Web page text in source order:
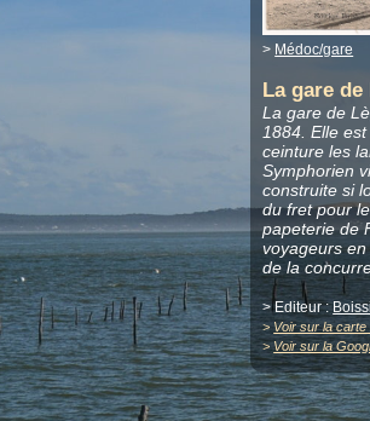
> Médoc/gare
La gare de
La gare de
1884. Elle
ceinture les
Symphorien
construite si
du fret pour
papeterie de
voyageurs
de la
> Editeur :
>Voir sur la
>Voir sur la